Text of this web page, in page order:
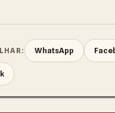
WhatsApp